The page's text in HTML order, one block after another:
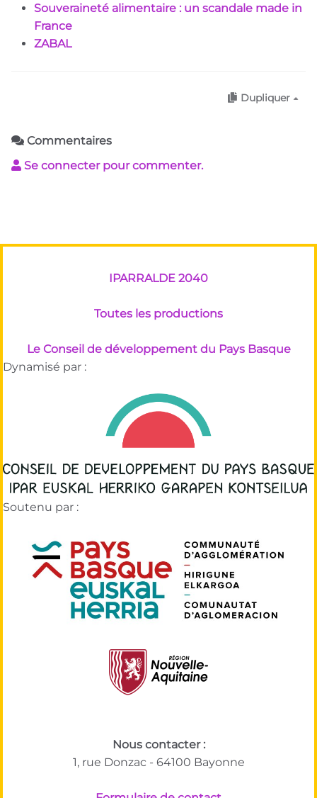
Souveraineté alimentaire : un scandale made in
France
ZABAL
Dupliquer
Commentaires
Se connecter pour commenter.
IPARRALDE 2040
Toutes les productions
Le Conseil de développement du Pays Basque
Dynamisé par :
Soutenu par :
Nous contacter :
1, rue Donzac - 64100 Bayonne